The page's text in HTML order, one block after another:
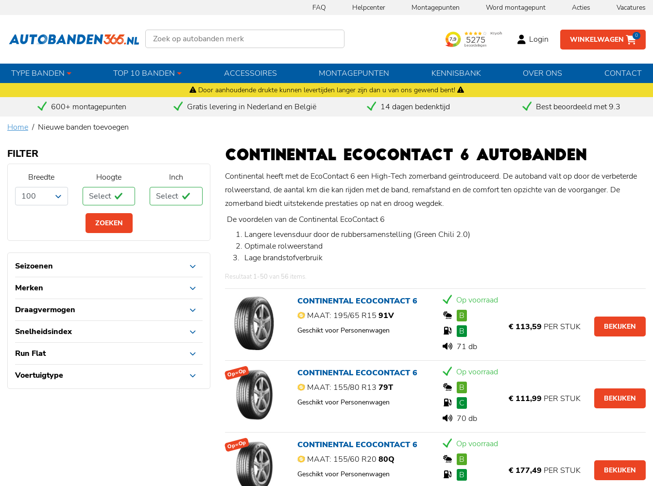
Door aanhoudende drukte kunnen levertijden langer zijn dan u van ons gewend bent!
FAQ Helpcenter Montagepunten Word montagepunt Acties Vacatures
WINKELWAGEN 0
Login
TYPE BANDEN TOP 10 BANDEN ACCESSOIRES MONTAGEPUNTEN KENNISBANK OVER ONS CONTACT
600+ montagepunten Gratis levering in Nederland en België 14 dagen bedenktijd
Best beoordeeld met 9.3
Home
Nieuwe banden toevoegen
FILTER
Breedte Hoogte Inch
ZOEKEN
Seizoenen
Merken
Draagvermogen
Snelheidsindex
Run Flat
Voertuigtype
CONTINENTAL ECOCONTACT 6 AUTOBANDEN
Continental heeft met de EcoContact 6 een High-Tech zomerband geïntroduceerd. De autoband valt op door de verbeterde
rolweerstand, de aantal km die kan rijden met de band, remafstand en de comfort ten opzichte van de voorganger. De
zomerband biedt uitstekende prestaties op nat en droog wegdek.
De voordelen van de Continental EcoContact 6
Langere levensduur door de rubbersamenstelling (Green Chili 2.0)
Optimale rolweerstand
Lage brandstofverbruik
Resultaat 1-50 van 56 items.
CONTINENTAL ECOCONTACT 6
MAAT: 195/65 R1591V
Geschikt voor Personenwagen
Op voorraad
B
B
71 db
€ 113,59 PER STUK BEKIJKEN
Op=Op
CONTINENTAL ECOCONTACT 6
MAAT: 155/80 R1379T
Geschikt voor Personenwagen
Op voorraad
B
C
70 db
€ 111,99 PER STUK BEKIJKEN
Op=Op
CONTINENTAL ECOCONTACT 6
MAAT: 155/60 R2080Q
Geschikt voor Personenwagen
Op voorraad
B
B
€ 177,49 PER STUK BEKIJKEN